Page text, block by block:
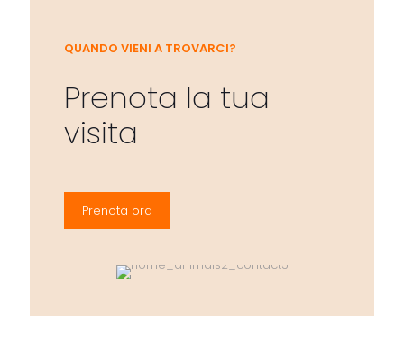
QUANDO VIENI A TROVARCI?
Prenota la tua
visita
Prenota ora